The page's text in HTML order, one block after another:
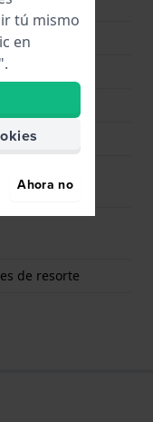
de resorte
tú mismo
en
Ahora no